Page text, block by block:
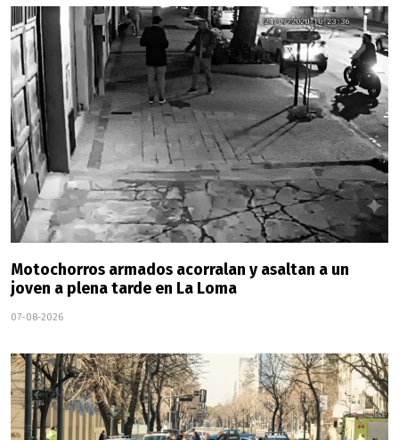
Motochorros armados acorralan y asaltan a un
joven a plena tarde en La Loma
07-08-2026